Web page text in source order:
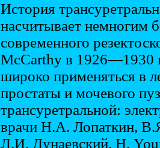
История
насчитывает немногим
современного
McCarthy в 1926—1930
широко применяться в
простаты и мочевого
трансуретральной:
врачи Н.А. Лопаткин,
Л.И. Дунаевский, Н.